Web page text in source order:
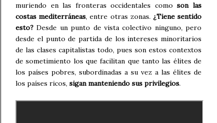
muriendo en las fronteras occidentales comoson las
costas mediterráneas, entre otras zonas. ¿Tiene sentido
esto? Desde un punto de vista colectivo ninguno, pero
desde el punto de partida de los intereses minoritarios
de las clases capitalistas todo, pues son estos contextos
de sometimiento los que facilitan que tanto las élites de
los países pobres, subordinadas a su vez a las élites de
los países ricos, sigan manteniendo sus privilegios.